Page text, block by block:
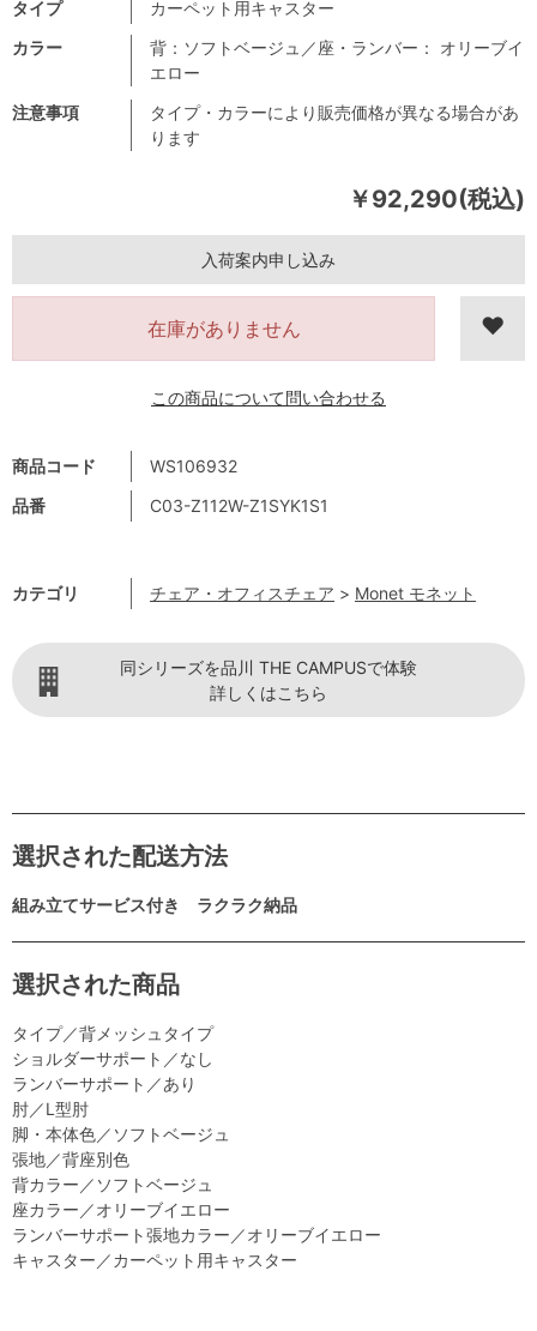
￥92,290(税込)
商品コード
WS106932
品番
C03-Z112W-Z1SYK1S1
カテゴリ チェア・オフィスチェア > Monet モネット
注意事項
タイプ・カラーにより販売価格が異なる場合があ
ります
タイプ
カーペット用キャスター
カラー
背：ソフトベージュ／座・ランバー： オリーブイ
エロー
入荷案内申し込み
在庫がありません
この商品について問い合わせる
同シリーズを品川 THE CAMPUSで体験
詳しくはこちら
選択された配送方法
組み立てサービス付き ラクラク納品
選択された商品
タイプ／背メッシュタイプ
ショルダーサポート／なし
ランバーサポート／あり
肘／L型肘
脚・本体色／ソフトベージュ
張地／背座別色
背カラー／ソフトベージュ
座カラー／オリーブイエロー
ランバーサポート張地カラー／オリーブイエロー
キャスター／カーペット用キャスター